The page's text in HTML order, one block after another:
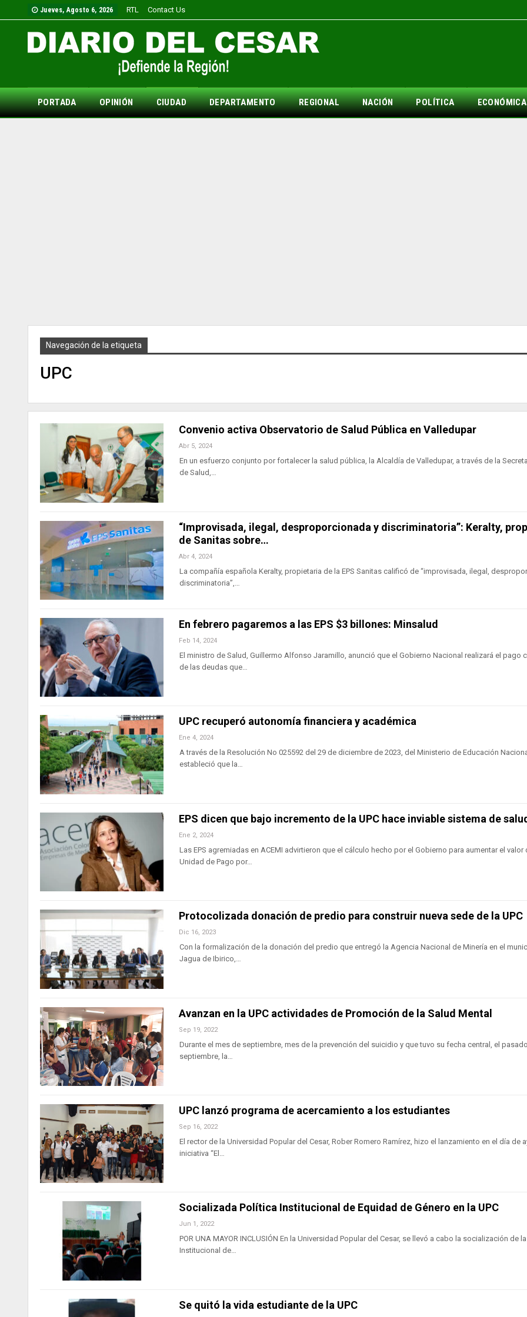
Jueves, Agosto 6, 2026 RTL Contact Us
PORTADA OPINIÓN CIUDAD DEPARTAMENTO REGIONAL NACIÓN POLÍTICA ECONÓMICA
Navegación de la etiqueta
UPC
Convenio activa Observatorio de Salud Pública en Valledupar
Abr 5, 2024
En un esfuerzo conjunto por fortalecer la salud pública, la Alcaldía de Valledupar, a través de la
de Salud,…
“Improvisada, ilegal, desproporcionada y discriminatoria”: Keralty,
de Sanitas sobre…
Abr 4, 2024
La compañía española Keralty, propietaria de la EPS Sanitas calificó de “improvisada, ilegal,
discriminatoria”,…
En febrero pagaremos a las EPS $3 billones: Minsalud
Feb 14, 2024
El ministro de Salud, Guillermo Alfonso Jaramillo, anunció que el Gobierno Nacional realizará el pago
de las deudas que…
UPC recuperó autonomía financiera y académica
Ene 4, 2024
A través de la Resolución No 025592 del 29 de diciembre de 2023, del Ministerio de Educación
estableció que la…
EPS dicen que bajo incremento de la UPC hace inviable sistema de
Ene 2, 2024
Las EPS agremiadas en ACEMI advirtieron que el cálculo hecho por el Gobierno para aumentar el valor
Unidad de Pago por…
Protocolizada donación de predio para construir nueva sede de la UPC
Dic 16, 2023
Con la formalización de la donación del predio que entregó la Agencia Nacional de Minería en el
Jagua de Ibirico,…
Avanzan en la UPC actividades de Promoción de la Salud Mental
Sep 19, 2022
Durante el mes de septiembre, mes de la prevención del suicidio y que tuvo su fecha central, el
septiembre, la…
UPC lanzó programa de acercamiento a los estudiantes
Sep 16, 2022
El rector de la Universidad Popular del Cesar, Rober Romero Ramírez, hizo el lanzamiento en el día de
iniciativa “El…
Socializada Política Institucional de Equidad de Género en la UPC
Jun 1, 2022
POR UNA MAYOR INCLUSIÓN En la Universidad Popular del Cesar, se llevó a cabo la socialización de
Institucional de…
Se quitó la vida estudiante de la UPC